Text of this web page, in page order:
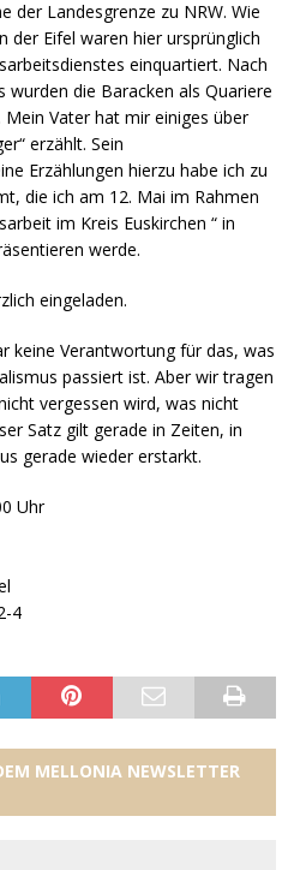
der Landesgrenze zu NRW. Wie
der Eifel waren hier ursprünglich
einquartiert. Nach
wurden die Baracken als Quariere
Vater hat mir einiges über
erzählt. Sein
Erzählungen hierzu habe ich zu
die ich am 12. Mai im Rahmen
im Kreis Euskirchen “ in
werde.
eingeladen.
keine Verantwortung für das, was
passiert ist. Aber wir tragen
vergessen wird, was nicht
Satz gilt gerade in Zeiten, in
gerade wieder erstarkt.
Uhr
4
MELLONIA NEWSLETTER